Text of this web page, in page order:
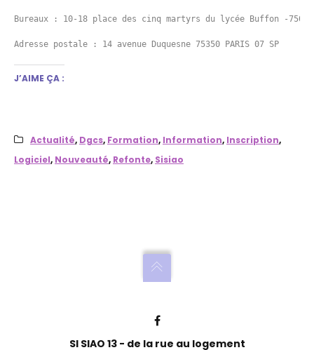
Bureaux : 10-18 place des cinq martyrs du lycée Buffon -
Adresse postale : 14 avenue Duquesne 75350 PARIS 07 SP
J’AIME ÇA :
Actualité, Dgcs, Formation, Information, Inscription,
Logiciel, Nouveauté, Refonte, Sisiao
SI SIAO 13 - de la rue au logement